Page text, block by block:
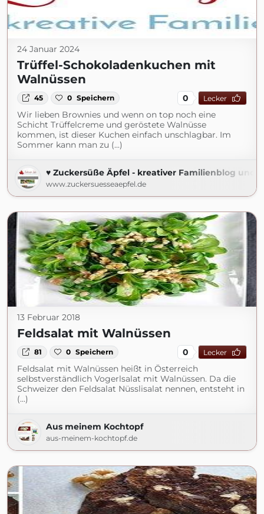
24 Januar 2024
Trüffel-Schokoladenkuchen mit
Walnüssen
45 0 Speichern 0 Lecker
Wir lieben Brownies und wenn on top noch eine
Schicht Trüffelcreme und geröstete Walnüsse
kommen, ist dieser Kuchen einfach unschlagbar. Im
Sommer kann man zu (...)
♥ Zuckersüße Äpfel - kreativer Familienblog und
www.zuckersuesseaepfel.de
13 Februar 2018
Feldsalat mit Walnüssen
81 0 Speichern 0 Lecker
Feldsalat mit Walnüssen heißt in Österreich
selbstverständlich Vogerlsalat mit Walnüssen. Da die
Schweizer den Feldsalat Nüsslisalat nennen, entsteht in
(...)
Aus meinem Kochtopf
aus-meinem-kochtopf.de